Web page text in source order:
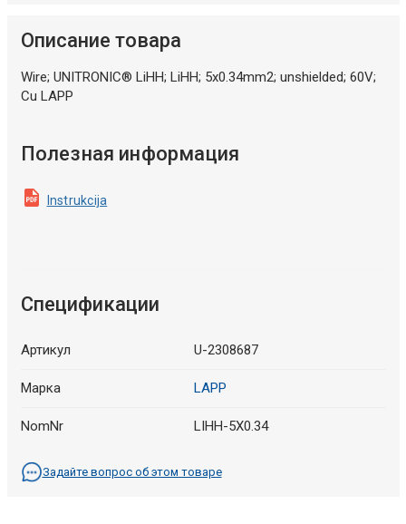
Описание товара
Wire; UNITRONIC® LiHH; LiHH; 5x0.34mm2; unshielded; 60V;
Cu LAPP
Полезная информация
Instrukcija
Спецификации
Артикул U-2308687
Марка LAPP
NomNr LIHH-5X0.34
Задайте вопрос об этом товаре